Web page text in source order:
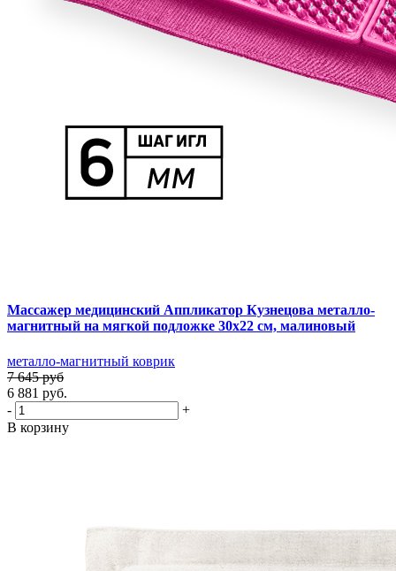
Массажер медицинский Аппликатор Кузнецова металло-
магнитный на мягкой подложке 30х22 см, малиновый
металло-магнитный коврик
7 645 руб
6 881 руб.
-
+
В корзину